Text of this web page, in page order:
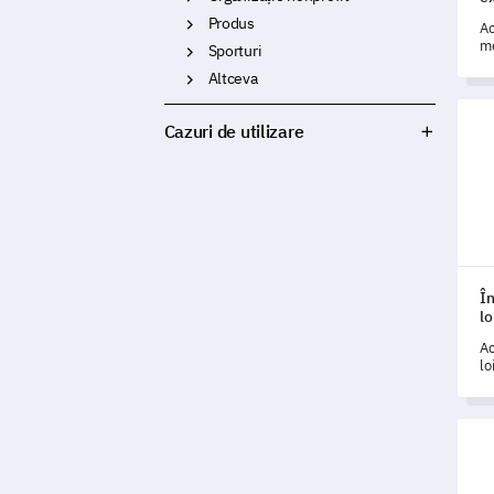
și
Produs
Sporturi
Altceva
Cazuri de utilizare